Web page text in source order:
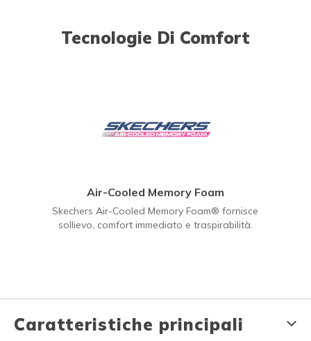
Tecnologie Di Comfort
Air-Cooled Memory Foam
Skechers Air-Cooled Memory Foam® fornisce
sollievo, comfort immediato e traspirabilità.
Caratteristiche principali